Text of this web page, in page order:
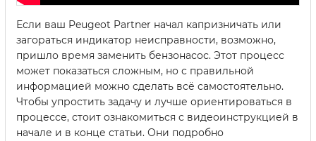
Если ваш Peugeot Partner начал капризничать или
загораться индикатор неисправности, возможно,
пришло время заменить бензонасос. Этот процесс
может показаться сложным, но с правильной
информацией можно сделать всё самостоятельно.
Чтобы упростить задачу и лучше ориентироваться в
процессе, стоит ознакомиться с видеоинструкцией в
начале и в конце статьи. Они подробно